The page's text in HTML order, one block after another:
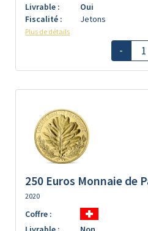
Livrable :
Oui
Fiscalité :
Jetons
Plus de détails
-
250 Euros Monnaie de
2020
Coffre :